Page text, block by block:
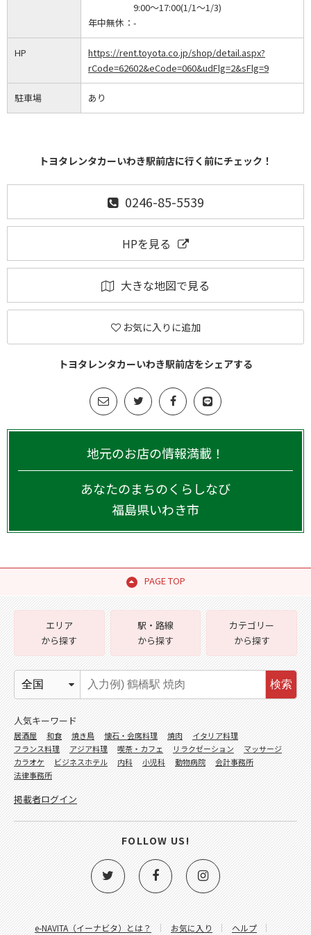
9:00～17:00(1/1～1/3)
年中無休： -
HP
https://rent.toyota.co.jp/shop/detail.aspx?
rCode=62602&eCode=060&udFlg=2&sFlg=9
駐車場 あり
トヨタレンタカーいわき駅前店に行く前にチェック！
0246-85-5539
HPを見る
大きな地図で見る
お気に入りに追加
トヨタレンタカーいわき駅前店をシェアする
地元のお店の情報満載！
あなたのまちのくらしなび
福島県いわき市
PAGE TOP
e-NAVITA（イーナビタ）とは？ お気に入り ヘルプ
エリア
から探す
駅・路線
から探す
カテゴリー
から探す
検索
人気キーワード
居酒屋 和食 焼き鳥 懐石・会席料理 焼肉
イタリア料理
フランス料理
アジア料理 喫茶・カフェ リラクゼーション
マッサージ
カラオケ
ビジネスホテル 内科 小児科 動物病院
会計事務所
法律事務所
掲載者ログイン
FOLLOW US!